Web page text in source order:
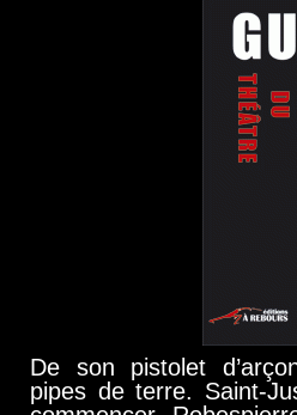
De son pistolet
pipes de terre. Saint-